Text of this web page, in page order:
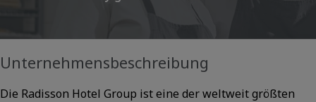
Unternehmensbeschreibung
Die Radisson Hotel Group ist eine der weltweit größten